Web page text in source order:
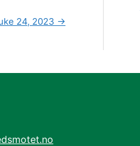
24, 2023 →